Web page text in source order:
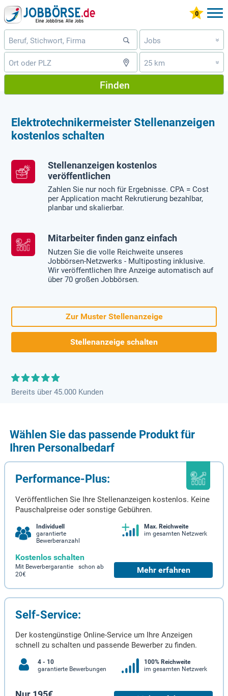
Jobs »
25 km »
Finden
Elektrotechnikermeister Stellenanzeigen
kostenlos schalten
Stellenanzeigen kostenlos
veröffentlichen
Zahlen Sie nur noch für Ergebnisse. CPA = Cost
per Application macht Rekrutierung bezahlbar,
planbar und skalierbar.
Mitarbeiter finden ganz einfach
Nutzen Sie die volle Reichweite unseres
Jobbörsen-Netzwerks - Multiposting inklusive.
Wir veröffentlichen Ihre Anzeige automatisch auf
über 70 großen Jobbörsen.
Zur Muster Stellenanzeige
Stellenanzeige schalten
Bereits über 45.000 Kunden
Wählen Sie das passende Produkt für
Ihren Personalbedarf
Performance-Plus:
Veröffentlichen Sie Ihre Stellenanzeigen kostenlos. Keine
Pauschalpreise oder sonstige Gebühren.
Individuell
garantierte
Bewerberanzahl
Max. Reichweite
im gesamten Netzwerk
Kostenlos schalten
Mit Bewerbergarantie schon ab
20€
Mehr erfahren
Self-Service:
Der kostengünstige Online-Service um Ihre Anzeigen
schnell zu schalten und passende Bewerber zu finden.
4 - 10
garantierte Bewerbungen
100% Reichweite
im gesamten Netzwerk